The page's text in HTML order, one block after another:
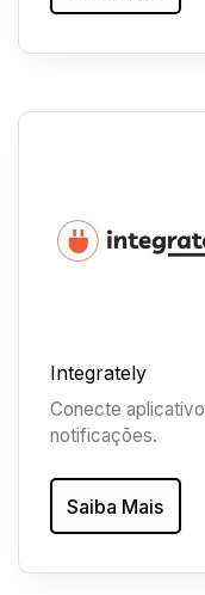
Integrately
Conecte
notificações.
Saiba Mais